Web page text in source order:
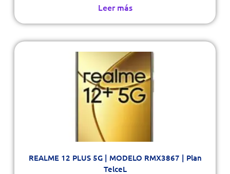
Leer más
REALME 12 PLUS 5G | MODELO RMX3867 | Plan
TelceL